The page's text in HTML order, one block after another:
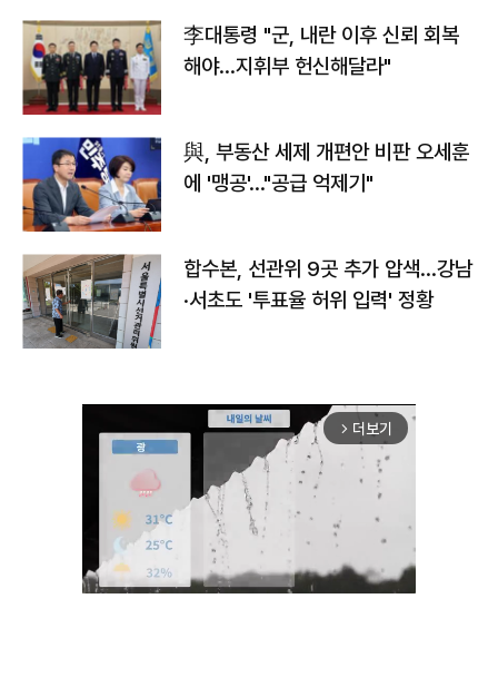
李대통령 "군, 내란 이후 신뢰 회복
해야…지휘부 헌신해달라"
與, 부동산 세제 개편안 비판 오세훈
에 '맹공'…"공급 억제기"
합수본, 선관위 9곳 추가 압색…강남
·서초도 '투표율 허위 입력' 정황
arrow_forward_ios 더보기